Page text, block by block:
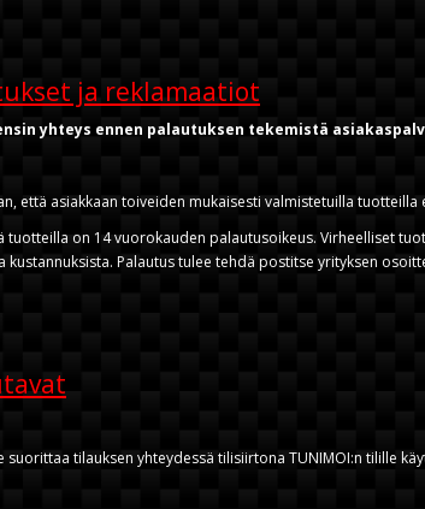
ja reklamaatiot
yhteys ennen palautuksen tekemistä
että asiakkaan toiveiden mukaisesti valmistetuilla
tuotteilla on 14 vuorokauden palautusoikeus. Virheelliset
kustannuksista. Palautus tulee tehdä postitse yrityksen
suorittaa tilauksen yhteydessä tilisiirtona TUNIMOI:n tilille